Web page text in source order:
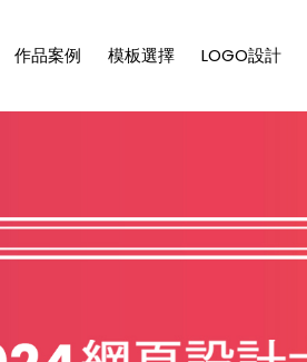
作品案例 模板選擇 LOGO設計